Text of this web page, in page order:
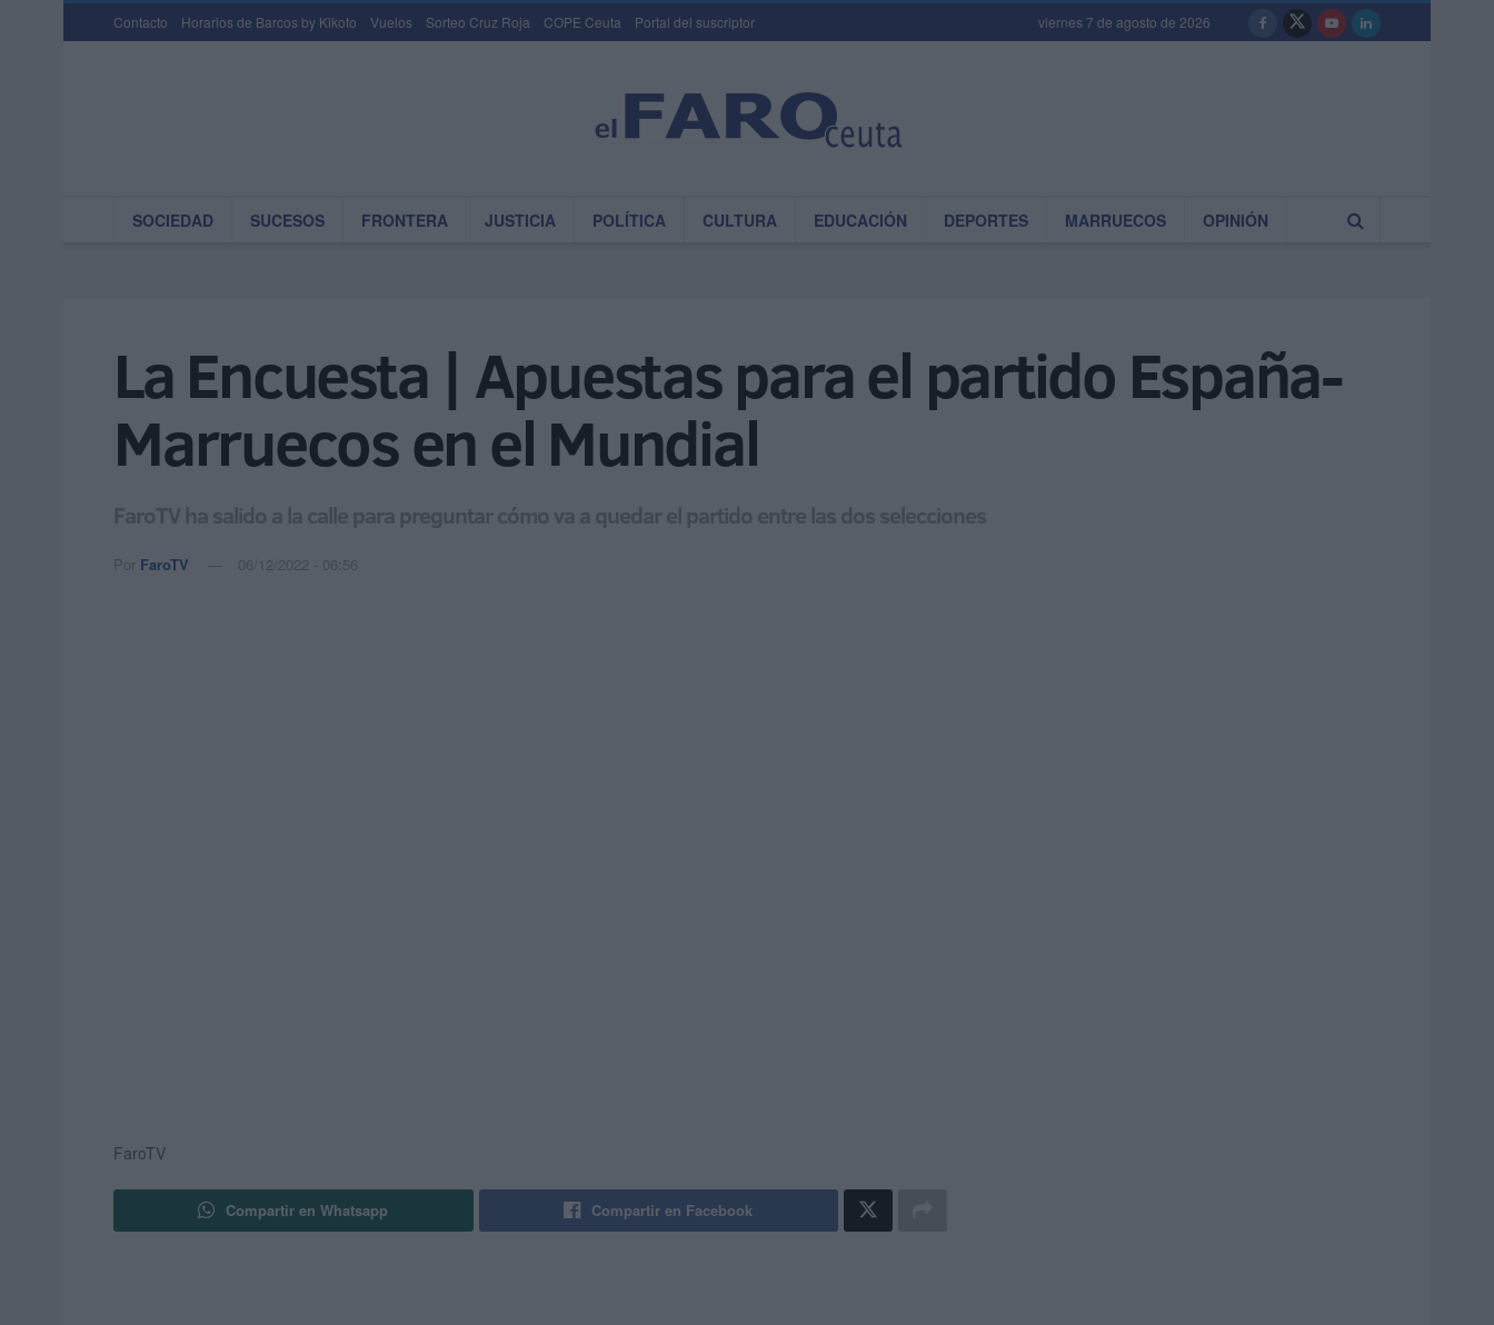
Contacto Horarios de Barcos by Kikoto Vuelos Sorteo Cruz Roja COPE Ceuta Portal del suscriptor viernes 7 de agosto de 2026
SOCIEDAD SUCESOS FRONTERA JUSTICIA POLÍTICA CULTURA EDUCACIÓN DEPORTES MARRUECOS OPINIÓN
La Encuesta | Apuestas para el partido España-
Marruecos en el Mundial
FaroTV ha salido a la calle para preguntar cómo va a quedar el partido entre las dos selecciones
Por FaroTV 06/12/2022 - 06:56
FaroTV
Compartir en Whatsapp Compartir en Facebook